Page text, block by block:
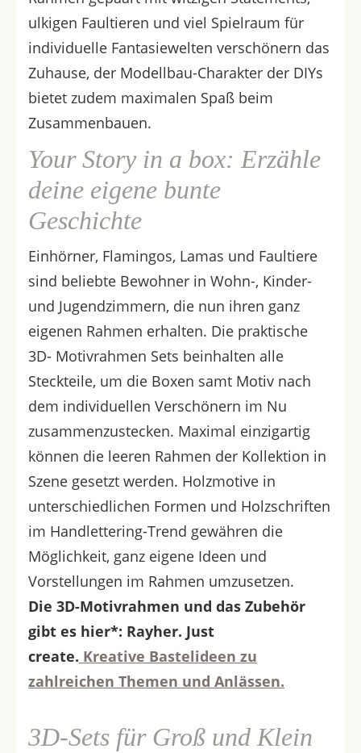
ulkigen Faultieren und viel Spielraum für
individuelle Fantasiewelten verschönern das
Zuhause, der Modellbau-Charakter der DIYs
bietet zudem maximalen Spaß beim
Zusammenbauen.
Your Story in a box: Erzähle
deine eigene bunte
Geschichte
Einhörner, Flamingos, Lamas und Faultiere
sind beliebte Bewohner in Wohn-, Kinder-
und Jugendzimmern, die nun ihren ganz
eigenen Rahmen erhalten. Die praktische
3D- Motivrahmen Sets beinhalten alle
Steckteile, um die Boxen samt Motiv nach
dem individuellen Verschönern im Nu
zusammenzustecken. Maximal einzigartig
können die leeren Rahmen der Kollektion in
Szene gesetzt werden. Holzmotive in
unterschiedlichen Formen und Holzschriften
im Handlettering-Trend gewähren die
Möglichkeit, ganz eigene Ideen und
Vorstellungen im Rahmen umzusetzen.
Die 3D-Motivrahmen und das Zubehör
gibt es hier*: Rayher. Just
create. Kreative Bastelideen zu
zahlreichen Themen und Anlässen.
3D-Sets für Groß und Klein